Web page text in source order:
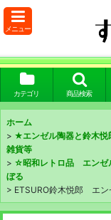
メニュー
カテゴリ 商品検索
ホーム
> ★エンゼル陶器と鈴木悦
雑貨等
> ☆昭和レトロ品 エン
ぼる
> ETSURO鈴木悦郎 エ